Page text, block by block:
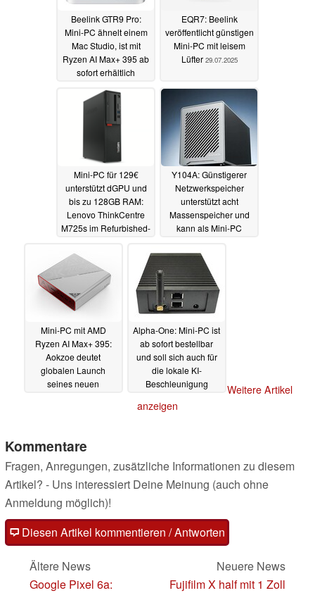
Beelink GTR9 Pro:
Mini-PC ähnelt einem
Mac Studio, ist mit
Ryzen AI Max+ 395 ab
sofort erhältlich
EQR7: Beelink
veröffentlicht günstigen
Mini-PC mit leisem
Lüfter 29.07.2025
Mini-PC für 129€
unterstützt dGPU und
bis zu 128GB RAM:
Lenovo ThinkCentre
M725s im Refurbished-
Y104A: Günstigerer
Netzwerkspeicher
unterstützt acht
Massenspeicher und
kann als Mini-PC
17.07.2025
Mini-PC mit AMD
Ryzen AI Max+ 395:
Aokzoe deutet
globalen Launch
seines neuen
Alpha-One: Mini-PC ist
ab sofort bestellbar
und soll sich auch für
die lokale KI-
Beschleunigung
Weitere Artikel
anzeigen
Kommentare
Fragen, Anregungen, zusätzliche Informationen zu diesem
Artikel? - Uns interessiert Deine Meinung (auch ohne
Anmeldung möglich)!
Diesen Artikel kommentieren / Antworten
Ältere News
Google Pixel 6a:
Neuere News
Fujifilm X half mit 1 Zoll